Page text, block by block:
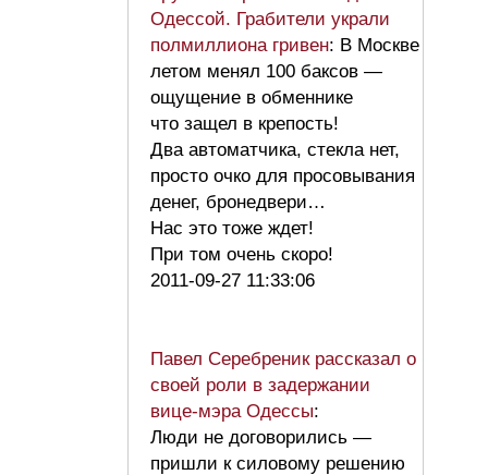
Одессой. Грабители украли
полмиллиона гривен: В Москве
летом менял 100 баксов —
ощущение в обменнике
что защел в крепость!
Два автоматчика, стекла нет,
просто очко для просовывания
денег, бронедвери…
Нас это тоже ждет!
При том очень скоро!
2011-09-27 11:33:06
Павел Серебреник рассказал о
своей роли в задержании
вице-мэра Одессы:
Люди не договорились —
пришли к силовому решению